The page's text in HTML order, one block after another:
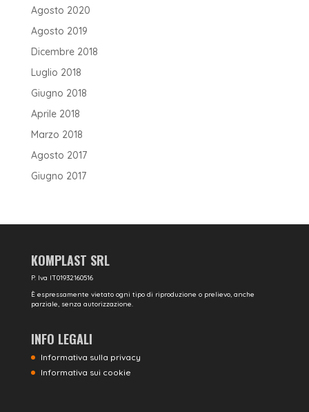
Agosto 2020
Agosto 2019
Dicembre 2018
Luglio 2018
Giugno 2018
Aprile 2018
Marzo 2018
Agosto 2017
Giugno 2017
KOMPLAST SRL
P. Iva IT01932160516
È espressamente vietato ogni tipo di riproduzione o prelievo, anche
parziale, senza autorizzazione.
INFO LEGALI
Informativa sulla privacy
Informativa sui cookie